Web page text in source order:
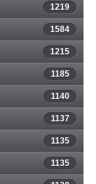
1219
1584
1215
1185
1140
1137
1135
1135